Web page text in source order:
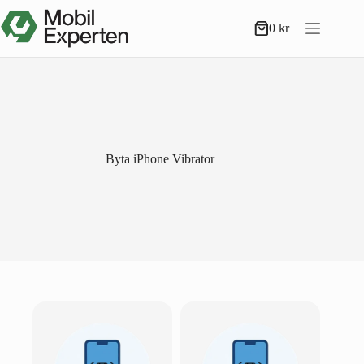
till
innehåll
Varukorg
0kr
Byta iPhone Vibrator